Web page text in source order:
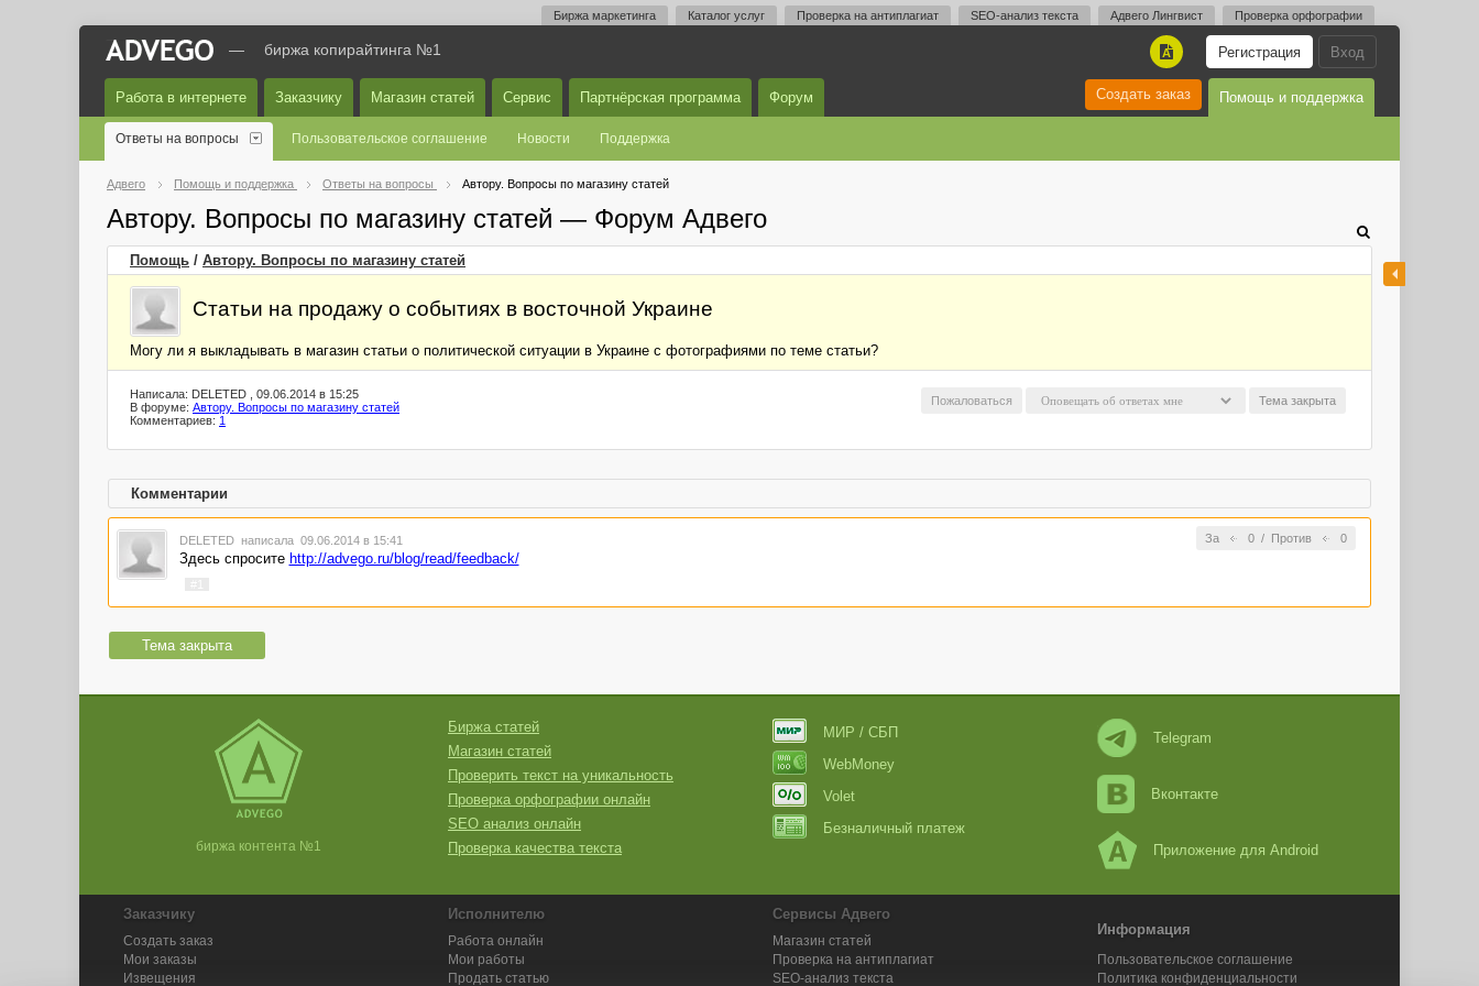
Биржа маркетинга Каталог услуг Проверка на антиплагиат SEO-анализ текста Адвего Лингвист Проверка орфографии
Вход
Регистрация
A
— биржа копирайтинга №1
Работа в интернете Заказчику Магазин статей Сервис Партнёрская программа Форум Помощь и поддержка
Создать заказ
Ответы на вопросы Пользовательское соглашение Новости Поддержка
Адвего Помощь и поддержка Ответы на вопросы Автору. Вопросы по магазину статей
Автору. Вопросы по магазину статей — Форум Адвего
Помощь / Автору. Вопросы по магазину статей
Статьи на продажу о событиях в восточной Украине
Могу ли я выкладывать в магазин статьи о политической ситуации в Украине с фотографиями по теме статьи?
Тема закрыта
Пожаловаться
Написала: DELETED , 09.06.2014 в 15:25
В форуме: Автору. Вопросы по магазину статей
Комментариев: 1
Комментарии
За 0/ Против 0
DELETED написала 09.06.2014 в 15:41
Здесь спросите http://advego.ru/blog/read/feedback/
Тема закрыта
биржа контента №1
Биржа статей
Магазин статей
Проверить текст на уникальность
Проверка орфографии онлайн
SEO анализ онлайн
Проверка качества текста
МИР / СБП
WebMoney
Volet
Безналичный платеж
Telegram
Вконтакте
Приложение для Android
Заказчику
Создать заказ
Мои заказы
Извещения
Исполнителю
Работа онлайн
Мои работы
Продать статью
Сервисы Адвего
Магазин статей
Проверка на антиплагиат
SEO-анализ текста
Информация
Пользовательское соглашение
Политика конфиденциальности